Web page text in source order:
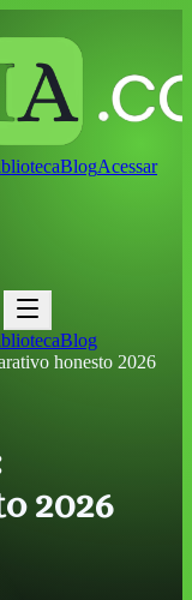
BlogAcessar
Blog
honesto 2026
2026